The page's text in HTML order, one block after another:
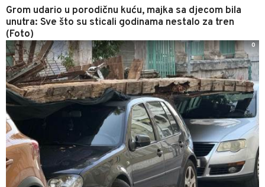
Grom udario u porodičnu kuću, majka sa djecom bila
unutra: Sve što su sticali godinama nestalo za tren
(Foto)
0